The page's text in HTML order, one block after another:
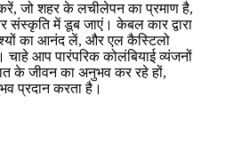
जो शहर के लचीलेपन का प्रमाण है,
संस्कृति में डूब जाएं। केबल कार द्वारा
का आनंद लें, और एल कैस्टिलो
आप पारंपरिक कोलंबियाई व्यंजनों
के जीवन का अनुभव कर रहे हों,
प्रदान करता है।